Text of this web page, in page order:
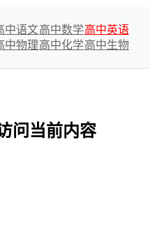
中语文高中数学高中英语
中物理高中化学高中生物
问当前内容